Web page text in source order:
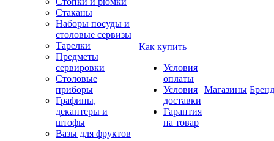
Стаканы
Наборы посуды и
столовые сервизы
Тарелки
Предметы
сервировки
Столовые
приборы
Графины,
декантеры и
штофы
Вазы для фруктов
Как купить
Условия
оплаты
Условия
доставки
Гарантия
на товар
Магазины